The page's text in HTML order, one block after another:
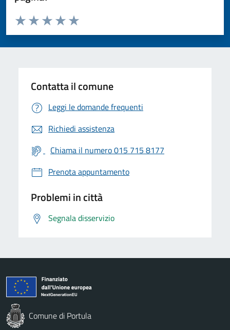
Valuta da 1 a 5 stelle la pagina
Valuta 5 stelle su 5
Valuta 4 stelle su 5
Valuta 3 stelle su 5
Valuta 2 stelle su 5
Valuta 1 stelle su 5
Contatta il comune
Leggi le domande frequenti
Richiedi assistenza
Chiama il numero 015 715 8177
Prenota appuntamento
Problemi in città
Segnala disservizio
Comune di Portula